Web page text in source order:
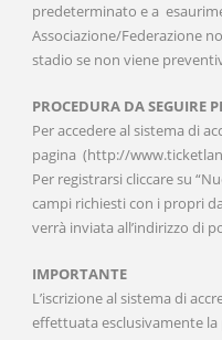
predeterminato e a
Associazione/Federazione
stadio se non viene
PROCEDURA DA SEGUIRE
Per accedere al sistema di
pagina (http://
Per registrarsi cliccare su
campi richiesti con i propri
verrà inviata all’indirizzo di
IMPORTANTE
L’iscrizione al sistema di
effettuata esclusivamente